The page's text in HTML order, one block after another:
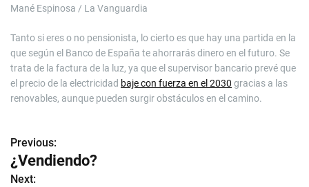
Mané Espinosa / La Vanguardia
Tanto si eres o no pensionista, lo cierto es que hay una partida en la
que según el Banco de España te ahorrarás dinero en el futuro. Se
trata de la factura de la luz, ya que el supervisor bancario prevé que
el precio de la electricidad baje con fuerza en el 2030 gracias a las
renovables, aunque pueden surgir obstáculos en el camino.
N
a
Previous:
¿Vendiendo?
Next: